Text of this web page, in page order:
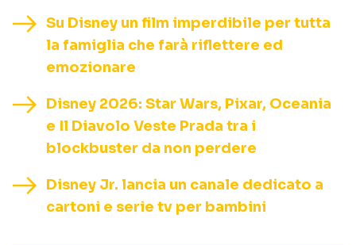
Su Disney un film imperdibile per tutta
la famiglia che farà riflettere ed
emozionare
Disney 2026: Star Wars, Pixar, Oceania
e Il Diavolo Veste Prada tra i
blockbuster da non perdere
Disney Jr. lancia un canale dedicato a
cartoni e serie tv per bambini